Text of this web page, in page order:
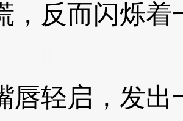
，反而闪烁
轻启，发出